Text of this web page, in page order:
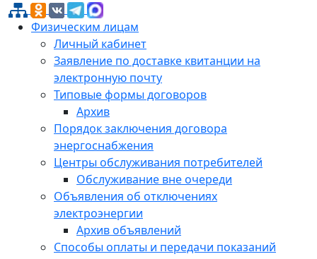
Физическим лицам
Личный кабинет
Заявление по доставке квитанции на
электронную почту
Типовые формы договоров
Архив
Порядок заключения договора
энергоснабжения
Центры обслуживания потребителей
Обслуживание вне очереди
Объявления об отключениях
электроэнергии
Архив объявлений
Способы оплаты и передачи показаний